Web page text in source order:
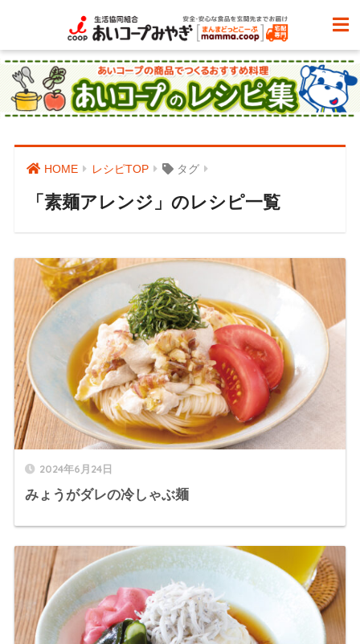
HOME レシピTOP タグ
「素麺アレンジ」のレシピ一覧
2024年6月24日
みょうがダレの冷しゃぶ麺